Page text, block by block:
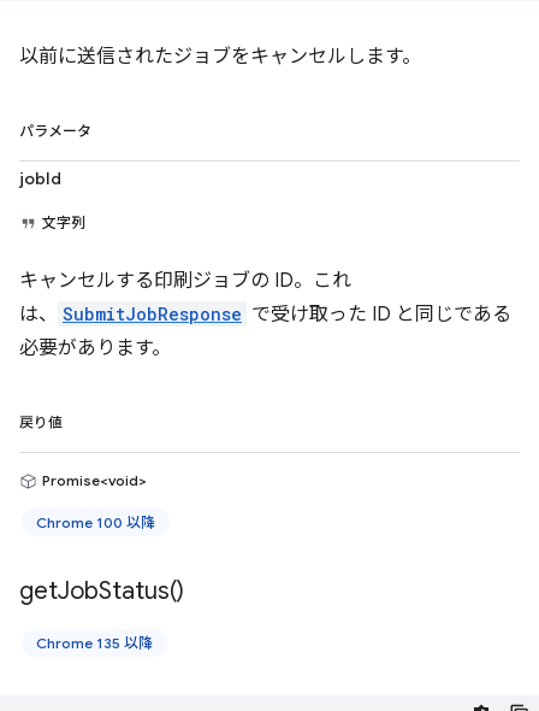
以前に送信されたジョブをキャンセルします。
パラメータ
jobId
文字列
キャンセルする印刷ジョブの ID。これ
は、
SubmitJobResponse で受け取った ID と同じである
必要があります。
戻り値
Promise<void>
Chrome 100 以降
getJobStatus()
Chrome 135 以降